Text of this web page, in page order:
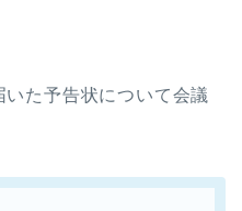
た予告状について会議